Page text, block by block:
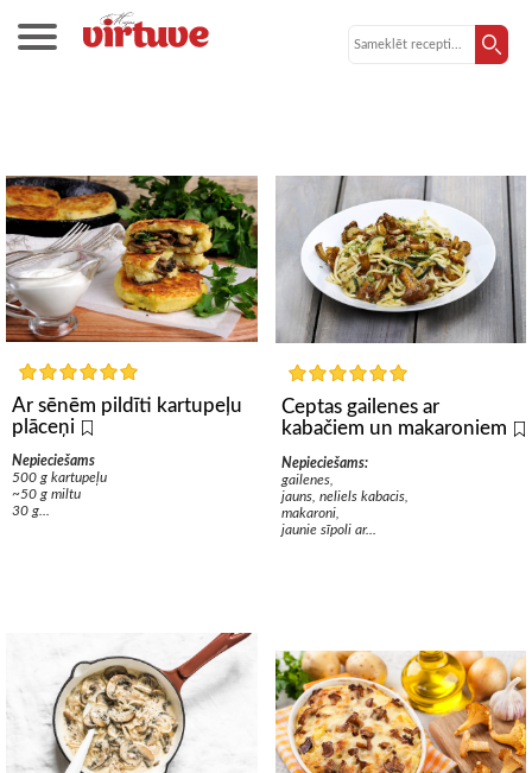
Ar sēnēm pildīti kartupeļu
plāceņi
Nepieciešams
500 g kartupeļu
~50 g miltu
30 g...
Ceptas gailenes ar
kabačiem un makaroniem
Nepieciešams:
gailenes,
jauns, neliels kabacis,
makaroni,
jaunie sīpoli ar...